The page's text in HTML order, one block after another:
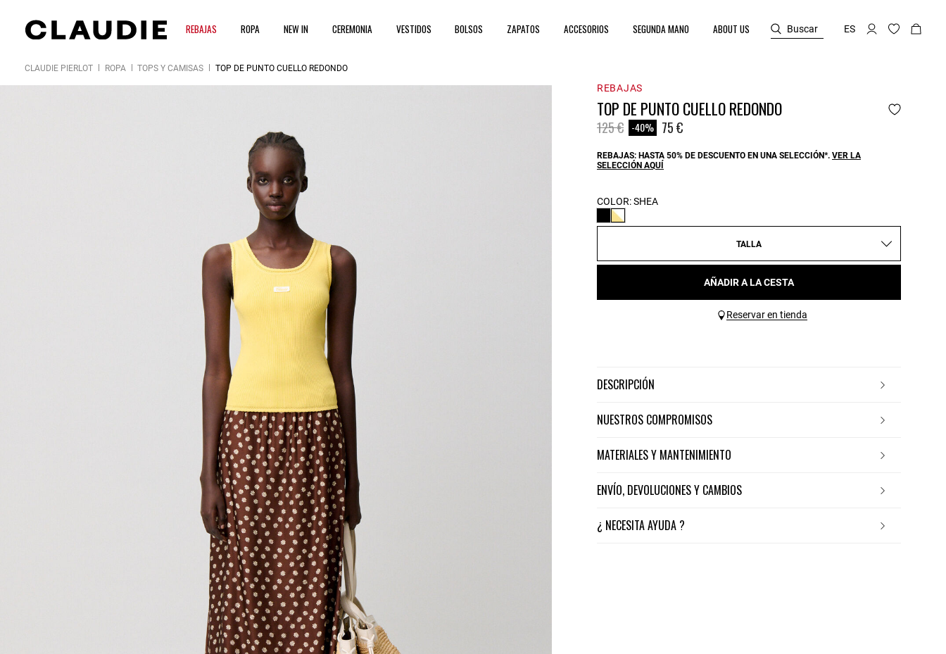
REBAJAS ROPA NEW IN CEREMONIA VESTIDOS BOLSOS ZAPATOS ACCESORIOS SEGUNDA MANO ABOUT US Buscar ES
CLAUDIE PIERLOT ROPA TOPS Y CAMISAS TOP DE PUNTO CUELLO REDONDO
REBAJAS
TOP DE PUNTO CUELLO REDONDO
Price reduced from
125 €to-40% 75 €
REBAJAS: HASTA 50% DE DESCUENTO EN UNA SELECCIÓN*. VER LA
SELECCIÓN AQUÍ
COLOR:SHEA
TALLA
AÑADIR A LA CESTA
Reservar en tienda
DESCRIPCIÓN
NUESTROS COMPROMISOS
MATERIALES Y MANTENIMIENTO
ENVÍO, DEVOLUCIONES Y CAMBIOS
¿ NECESITA AYUDA ?